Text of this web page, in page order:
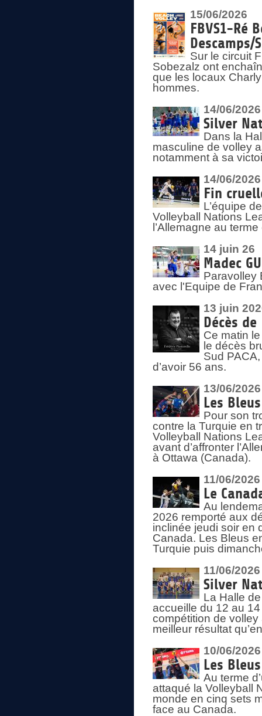
15/06/2026
FBVS1-Ré
Descamps/
Sur le circuit
Sobezalz ont
que les locaux
hommes.
14/06/2026
Silver
Dans la
masculine de volley
notamment à sa
14/06/2026
Fin
L’équipe
Volleyball Nations
l’Allemagne au
14 juin 26
Madec
Paravolley
avec l'Equipe de
13 juin
Décès de
Ce matin
le décès
Sud
d’avoir 56 ans.
13/06/2026
Les
Pour son
contre la Turquie en
Volleyball Nations
avant d’affronter
à Ottawa (Canada).
11/06/2026
Le
Au
2026 remporté aux
inclinée jeudi soir en
Canada. Les Bleus
Turquie puis
11/06/2026
Silver
La Halle
accueille du 12 au
compétition de
meilleur résultat
10/06/2026
Les
Au terme
attaqué la Volleyball
monde en cinq sets
face au Canada.